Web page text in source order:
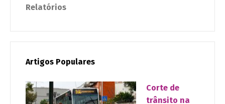
Relatórios
Artigos Populares
Corte de
trânsito na